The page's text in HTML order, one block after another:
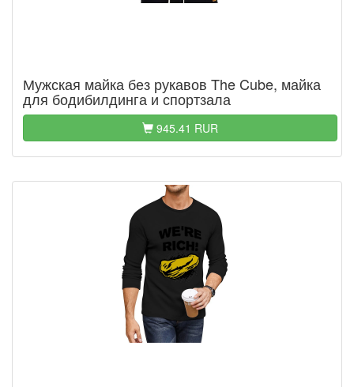
Мужская майка без рукавов The Cube, майка
для бодибилдинга и спортзала
945.41 RUR